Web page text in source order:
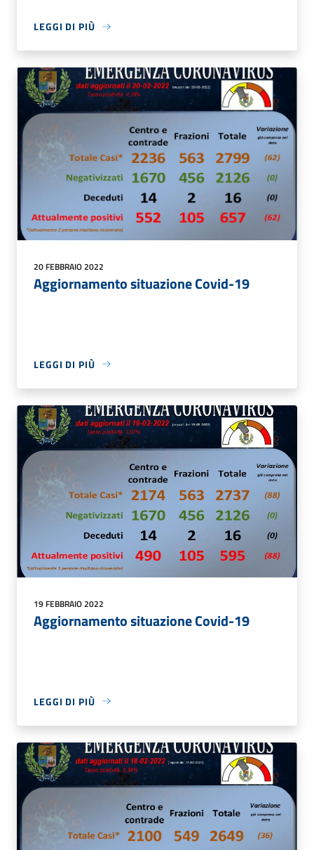
LEGGI DI PIÙ
20 FEBBRAIO 2022
Aggiornamento situazione Covid-19
LEGGI DI PIÙ
19 FEBBRAIO 2022
Aggiornamento situazione Covid-19
LEGGI DI PIÙ